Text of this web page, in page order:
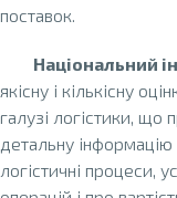
поставок.
Національний
якісну і кількісну
галузі логістики, що
детальну
логістичні процеси,